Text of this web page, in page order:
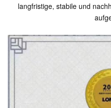
langfristige, stabile und